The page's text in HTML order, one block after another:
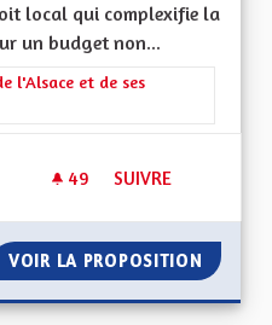
local qui complexifie la
un budget non...
: L'attractivité
l'Alsace et de ses
49 49 ABONNÉS
SUIVRE
VOIR LA PROPOSITION DROIT